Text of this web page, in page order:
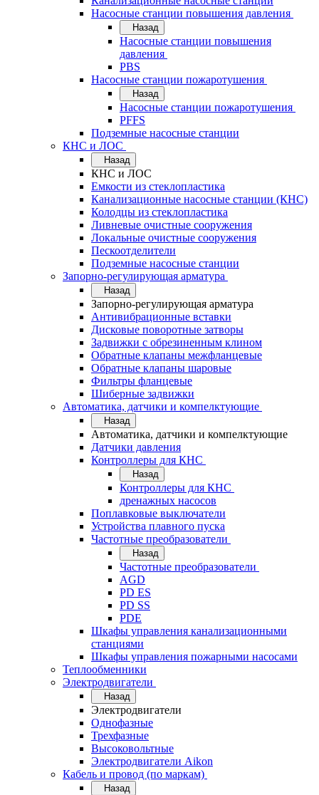
Насосные станции повышения давления
Назад
Насосные станции повышения
давления
PBS
Насосные станции пожаротушения
Назад
Насосные станции пожаротушения
PFFS
Подземные насосные станции
КНС и ЛОС
Назад
КНС и ЛОС
Емкости из стеклопластика
Канализационные насосные станции (КНС)
Колодцы из стеклопластика
Ливневые очистные сооружения
Локальные очистные сооружения
Пескоотделители
Подземные насосные станции
Запорно-регулирующая арматура
Назад
Запорно-регулирующая арматура
Антивибрационные вставки
Дисковые поворотные затворы
Задвижки с обрезиненным клином
Обратные клапаны межфланцевые
Обратные клапаны шаровые
Фильтры фланцевые
Шиберные задвижки
Автоматика, датчики и компелктующие
Назад
Автоматика, датчики и компелктующие
Датчики давления
Контроллеры для КНС
Назад
Контроллеры для КНС
дренажных насосов
Поплавковые выключатели
Устройства плавного пуска
Частотные преобразователи
Назад
Частотные преобразователи
AGD
PD ES
PD SS
PDE
Шкафы управления канализационными
станциями
Шкафы управления пожарными насосами
Теплообменники
Электродвигатели
Назад
Электродвигатели
Однофазные
Трехфазные
Высоковольтные
Электродвигатели Aikon
Кабель и провод (по маркам)
Назад